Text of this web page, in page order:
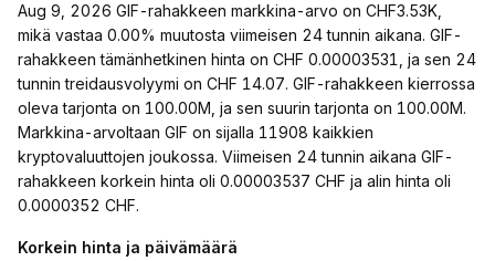
Aug 9, 2026 GIF-rahakkeen markkina-arvo on CHF3.53K,
mikä vastaa 0.00% muutosta viimeisen 24 tunnin aikana. GIF-
rahakkeen tämänhetkinen hinta on CHF 0.00003531, ja sen 24
tunnin treidausvolyymi on CHF 14.07. GIF-rahakkeen kierrossa
oleva tarjonta on 100.00M, ja sen suurin tarjonta on 100.00M.
Markkina-arvoltaan GIF on sijalla 11908 kaikkien
kryptovaluuttojen joukossa. Viimeisen 24 tunnin aikana GIF-
rahakkeen korkein hinta oli 0.00003537 CHF ja alin hinta oli
0.0000352 CHF.
Korkein hinta ja päivämäärä